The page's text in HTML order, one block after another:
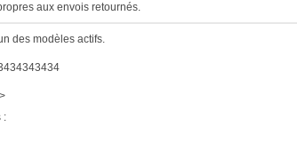
aux envois retournés.
des modèles actifs.
: